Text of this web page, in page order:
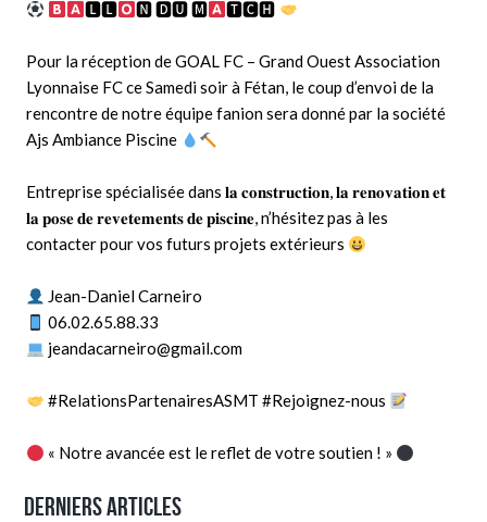
🅻🅻 🅽 🅳🆄 🅼 🆃🅲🅷
Pour la réception deGOAL FC – Grand Ouest Association
Lyonnaise FCce Samedi soir à Fétan, le coup d’envoi de la
rencontre de notre équipe fanion sera donné par la société
Ajs Ambiance Piscine
Entreprise spécialisée dans 𝐥𝐚 𝐜𝐨𝐧𝐬𝐭𝐫𝐮𝐜𝐭𝐢𝐨𝐧, 𝐥𝐚 𝐫𝐞𝐧𝐨𝐯𝐚𝐭𝐢𝐨𝐧 𝐞𝐭
𝐥𝐚 𝐩𝐨𝐬𝐞 𝐝𝐞 𝐫𝐞𝐯𝐞𝐭𝐞𝐦𝐞𝐧𝐭𝐬 𝐝𝐞 𝐩𝐢𝐬𝐜𝐢𝐧𝐞, n’hésitez pas à les
contacter pour vos futurs projets extérieurs
Jean-Daniel Carneiro
06.02.65.88.33
jeandacarneiro@gmail.com
#RelationsPartenairesASMT #Rejoignez-nous
« Notre avancée est le reflet de votre soutien ! »
Derniers articles